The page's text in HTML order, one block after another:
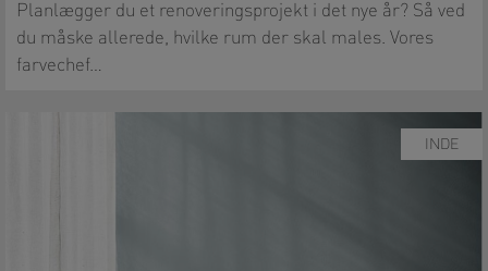
Planlægger du et renoveringsprojekt i det nye år? Så ved
du måske allerede, hvilke rum der skal males. Vores
farvechef…
INDE